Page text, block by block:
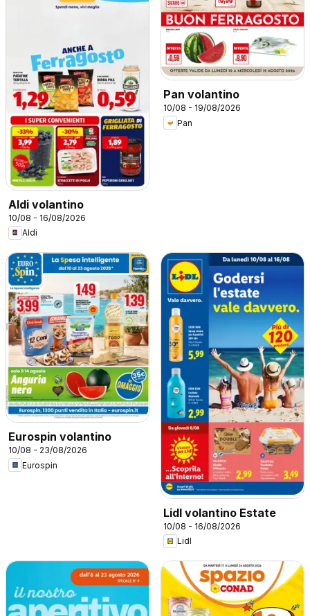
Aldi volantino
10/08 - 16/08/2026
Aldi
Pan volantino
10/08 - 19/08/2026
Pan
Eurospin volantino
10/08 - 23/08/2026
Eurospin
Lidl volantino Estate
10/08 - 16/08/2026
Lidl